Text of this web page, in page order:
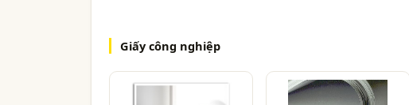
Giấy công nghiệp